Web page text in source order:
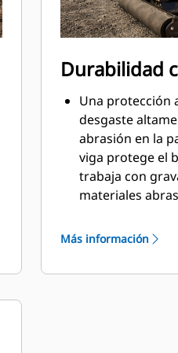
Durabilidad
Una protección
desgaste
abrasión en la
viga protege el
trabaja con
materiales
aumenta la
bastidor de
Más información